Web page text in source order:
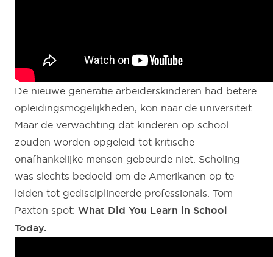
De nieuwe generatie arbeiderskinderen had betere
opleidingsmogelijkheden, kon naar de universiteit.
Maar de verwachting dat kinderen op school
zouden worden opgeleid tot kritische
onafhankelijke mensen gebeurde niet. Scholing
was slechts bedoeld om de Amerikanen op te
leiden tot gedisciplineerde professionals. Tom
Paxton spot: What Did You Learn in School
Today.